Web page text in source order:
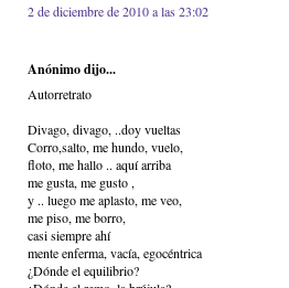
2 de diciembre de 2010 a las 23:02
Anónimo dijo...
Autorretrato
Divago, divago, ..doy vueltas
Corro,salto, me hundo, vuelo,
floto, me hallo .. aquí arriba
me gusta, me gusto ,
y .. luego me aplasto, me veo,
me piso, me borro,
casi siempre ahí
mente enferma, vacía, egocéntrica
¿Dónde el equilibrio?